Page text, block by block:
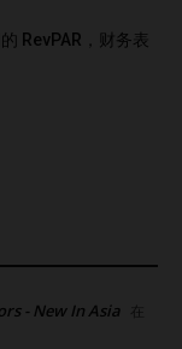
RevPAR，财务表
- New In Asia 在